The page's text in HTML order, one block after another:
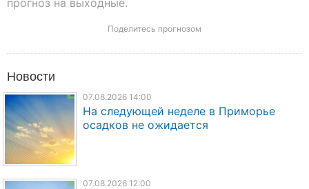
прогноз на выходные.
Поделитесь прогнозом
Новости
07.08.2026 14:00
На следующей неделе в Приморье
осадков не ожидается
07.08.2026 12:00